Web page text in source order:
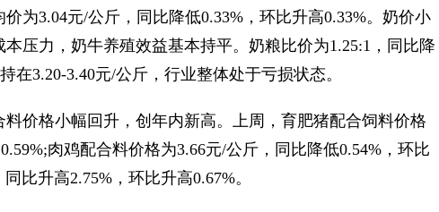
3.04元/公斤，同比降低0.33%，环比升高0.33%。奶价小
压力，奶牛养殖效益基本持平。奶粮比价为1.25:1，同比降
在3.20-3.40元/公斤，行业整体处于亏损状态。
格小幅回升，创年内新高。上周，育肥猪配合饲料价格
肉鸡配合料价格为3.66元/公斤，同比降低0.54%，环比
比升高2.75%，环比升高0.67%。